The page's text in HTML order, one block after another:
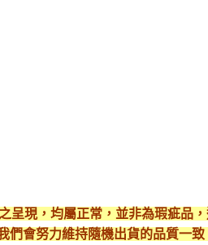
呈現，均屬正常，並非為瑕疵品
們會努力維持隨機出貨的品質一